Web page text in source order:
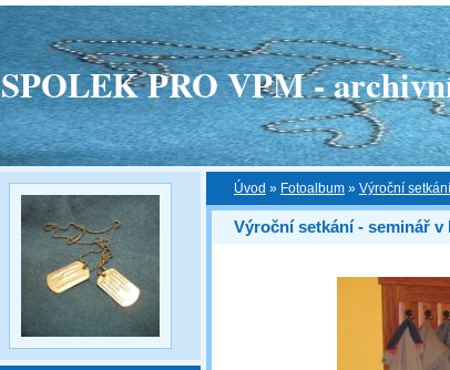
SPOLEK PRO VPM -
Úvod » Fotoalbum » Výroční
Výroční setkání - seminář v